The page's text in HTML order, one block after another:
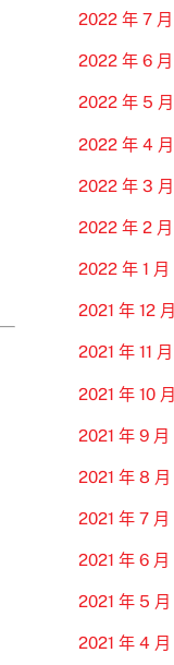
2022 年 7 月
2022 年 6 月
2022 年 5 月
2022 年 4 月
2022 年 3 月
2022 年 2 月
2022 年 1 月
2021 年 12 月
2021 年 11 月
2021 年 10 月
2021 年 9 月
2021 年 8 月
2021 年 7 月
2021 年 6 月
2021 年 5 月
2021 年 4 月